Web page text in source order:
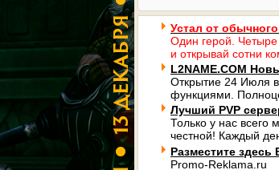
Устал от
Один герой. Четыре
и открывай сотни
L2NAME.COM
Открытие 24 Июля
функциями.
Лучший PVP
Только у нас всего
честной! Каждый
Разместите здесь
Promo-Reklama.ru